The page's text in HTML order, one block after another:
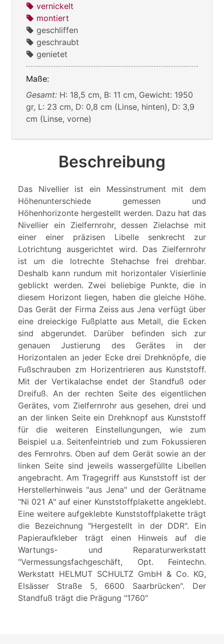
vernickelt
montiert
geschliffen
geschraubt
genietet
Maße:
Gesamt: H: 18,5 cm, B: 11 cm, Gewicht: 1950
gr, L: 23 cm, D: 0,8 cm (Linse, hinten), D: 3,9
cm (Linse, vorne)
Beschreibung
Das Nivellier ist ein Messinstrument mit dem
Höhenunterschiede gemessen und
Höhenhorizonte hergestellt werden. Dazu hat das
Nivellier ein Zielfernrohr, dessen Zielachse mit
einer einer präzisen Libelle senkrecht zur
Lotrichtung ausgerichtet wird. Das Zielfernrohr
ist um die lotrechte Stehachse frei drehbar.
Deshalb kann rundum mit horizontaler Visierlinie
geblickt werden. Zwei beliebige Punkte, die in
diesem Horizont liegen, haben die gleiche Höhe.
Das Gerät der Firma Zeiss aus Jena verfügt über
eine dreieckige Fußplatte aus Metall, die Ecken
sind abgerundet. Darüber befinden sich zur
genauen Justierung des Gerätes in der
Horizontalen an jeder Ecke drei Drehknöpfe, die
Fußschrauben zm Horizentrieren aus Kunststoff.
Mit der Vertikalachse endet der Standfuß oder
Dreifuß. An der rechten Seite des eigentlichen
Gerätes, vom Zielfernrohr aus gesehen, drei und
an der linken Seite ein Drehknopf aus Kunststoff
für die weiteren Einstellungungen, wie zum
Beispiel u.a. Seitenfeintrieb und zum Fokussieren
des Fernrohrs. Oben auf dem Gerät sowie an der
linken Seite sind jeweils wassergefüllte Libellen
angebracht. Am Tragegriff aus Kunststoff ist der
Herstellerhinweis "aus Jena" und der Gerätname
"Ni 021 A" auf einer Kunststoffplakette angeklebt.
Eine weitere aufgeklebte Kunststoffplakette trägt
die Bezeichnung "Hergestellt in der DDR". Ein
Papieraufkleber trägt einen Hinweis auf die
Wartungs- und Reparaturwerkstatt
"Vermessungsfachgeschäft, Opt. Feintechn.
Werkstatt HELMUT SCHULTZ GmbH & Co. KG,
Elsässer Straße 5, 6600 Saarbrücken". Der
Standfuß trägt die Prägung "1760"